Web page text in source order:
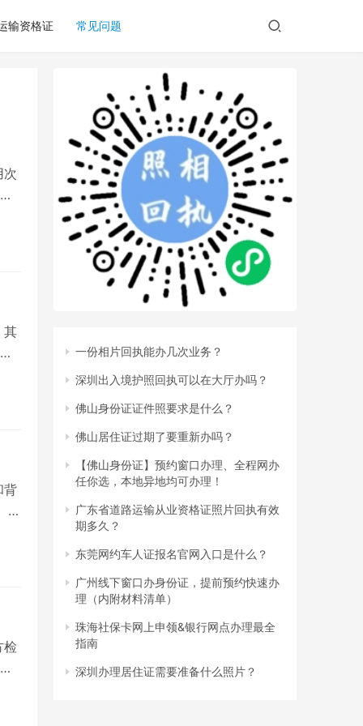
输资格证 常见问题
次
其
背
深
检
一份相片回执能办几次业务？
深圳出入境护照回执可以在大厅办吗？
佛山身份证证件照要求是什么？
佛山居住证过期了要重新办吗？
【佛山身份证】预约窗口办理、全程网办
任你选，本地异地均可办理！
广东省道路运输从业资格证照片回执有效
期多久？
东莞网约车人证报名官网入口是什么？
广州线下窗口办身份证，提前预约快速办
理（内附材料清单）
珠海社保卡网上申领&银行网点办理最全
指南
深圳办理居住证需要准备什么照片？